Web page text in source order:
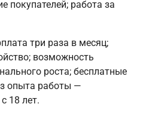
покупателей; работа за
три раза в месяц;
возможность
роста; бесплатные
опыта работы —
18 лет.